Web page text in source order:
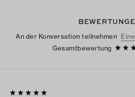
An der Konversation teilnehmen
Gesamtbewertung